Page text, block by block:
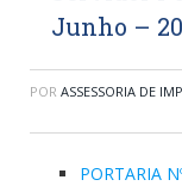
Junho –
POR ASSESSORIA DE
PORTARIA